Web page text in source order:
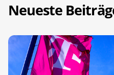
Neueste